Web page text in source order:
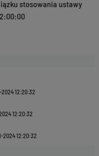
stosowania ustawy
2024 12:20:32
12:20:32
2024 12:20:32